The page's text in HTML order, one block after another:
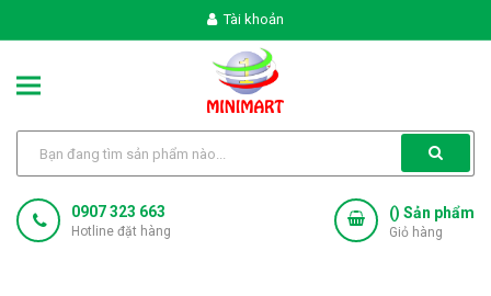
Tài khoản
0907 323 663
Hotline đặt hàng
() Sản phẩm
Giỏ hàng